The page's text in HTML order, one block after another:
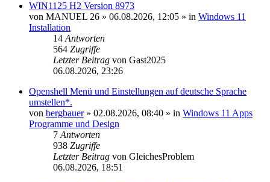
WIN1125 H2 Version 8973
von MANUEL 26 » 06.08.2026, 12:05 » in Windows 11
Installation
14Antworten
564 Zugriffe
Letzter Beitrag von Gast2025
06.08.2026, 23:26
Openshell Menü und Einstellungen auf deutsche Sprache
umstellen*.
von bergbauer» 02.08.2026, 08:40 » in Windows 11 Apps
Programme und Design
7Antworten
938 Zugriffe
Letzter Beitrag von GleichesProblem
06.08.2026, 18:51